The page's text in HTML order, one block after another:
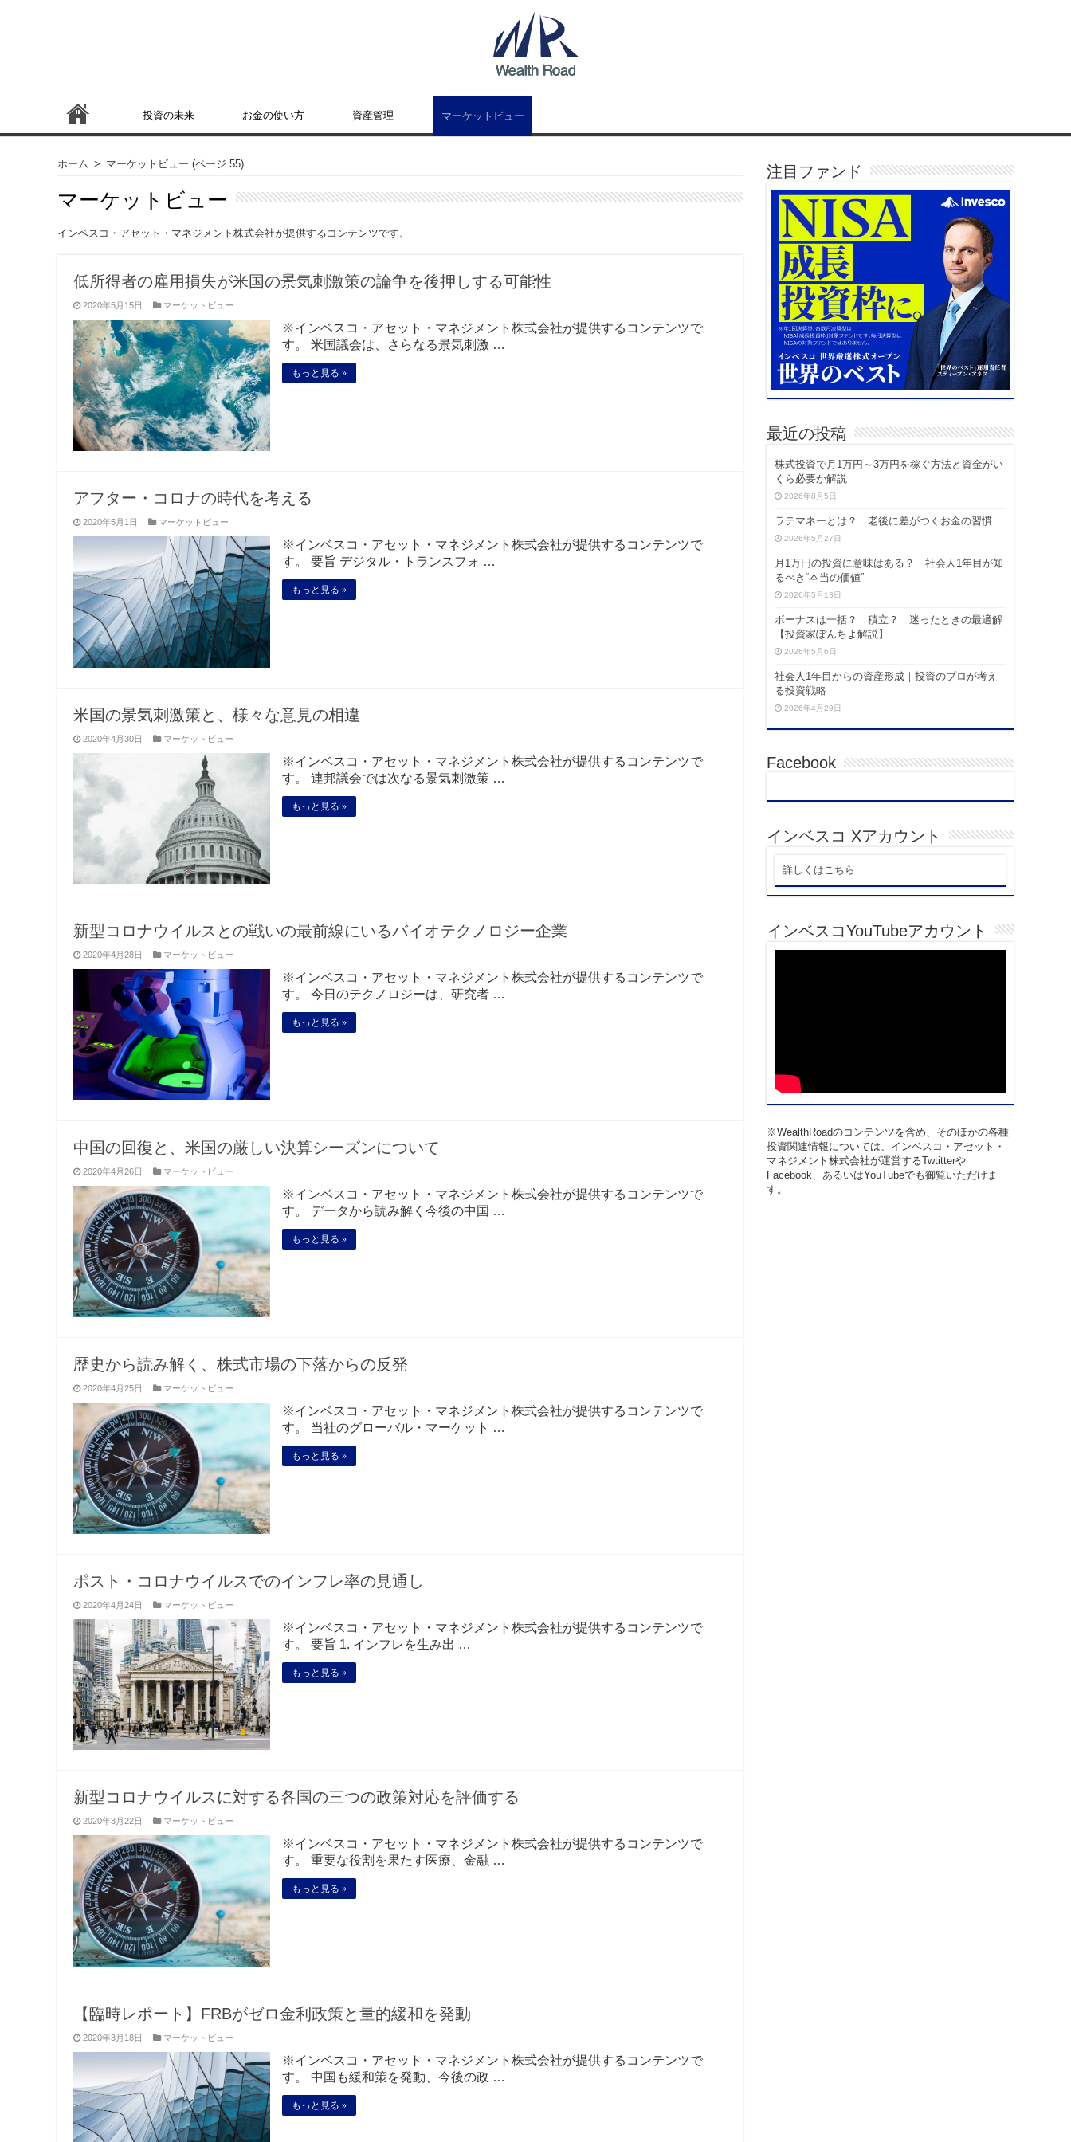
投資の未来 お金の使い方 資産管理 マーケットビュー
ホーム > マーケットビュー (ページ 55)
マーケットビュー
インベスコ・アセット・マネジメント株式会社が提供するコンテンツです。
低所得者の雇用損失が米国の景気刺激策の論争を後押しする可能性
2020年5月15日 マーケットビュー
※インベスコ・アセット・マネジメント株式会社が提供するコンテンツで
す。 米国議会は、さらなる景気刺激 …
もっと見る »
アフター・コロナの時代を考える
2020年5月1日 マーケットビュー
※インベスコ・アセット・マネジメント株式会社が提供するコンテンツで
す。 要旨 デジタル・トランスフォ …
もっと見る »
米国の景気刺激策と、様々な意見の相違
2020年4月30日 マーケットビュー
※インベスコ・アセット・マネジメント株式会社が提供するコンテンツで
す。 連邦議会では次なる景気刺激策 …
もっと見る »
新型コロナウイルスとの戦いの最前線にいるバイオテクノロジー企業
2020年4月28日 マーケットビュー
※インベスコ・アセット・マネジメント株式会社が提供するコンテンツで
す。 今日のテクノロジーは、研究者 …
もっと見る »
中国の回復と、米国の厳しい決算シーズンについて
2020年4月26日 マーケットビュー
※インベスコ・アセット・マネジメント株式会社が提供するコンテンツで
す。 データから読み解く今後の中国 …
もっと見る »
歴史から読み解く、株式市場の下落からの反発
2020年4月25日 マーケットビュー
※インベスコ・アセット・マネジメント株式会社が提供するコンテンツで
す。 当社のグローバル・マーケット …
もっと見る »
ポスト・コロナウイルスでのインフレ率の見通し
2020年4月24日 マーケットビュー
※インベスコ・アセット・マネジメント株式会社が提供するコンテンツで
す。 要旨 1. インフレを生み出 …
もっと見る »
新型コロナウイルスに対する各国の三つの政策対応を評価する
2020年3月22日 マーケットビュー
※インベスコ・アセット・マネジメント株式会社が提供するコンテンツで
す。 重要な役割を果たす医療、金融 …
もっと見る »
【臨時レポート】FRBがゼロ金利政策と量的緩和を発動
2020年3月18日 マーケットビュー
※インベスコ・アセット・マネジメント株式会社が提供するコンテンツで
す。 中国も緩和策を発動、今後の政 …
もっと見る »
注目ファンド
最近の投稿
株式投資で月1万円～3万円を稼ぐ方法と資金がい
くら必要か解説
2026年8月5日
ラテマネーとは？ 老後に差がつくお金の習慣
2026年5月27日
月1万円の投資に意味はある？ 社会人1年目が知
るべき“本当の価値”
2026年5月13日
ボーナスは一括？ 積立？ 迷ったときの最適解
【投資家ぽんちよ解説】
2026年5月6日
社会人1年目からの資産形成｜投資のプロが考え
る投資戦略
2026年4月29日
Facebook
インベスコ Xアカウント
詳しくはこちら
インベスコYouTubeアカウント
※WealthRoadのコンテンツを含め、そのほかの各種
投資関連情報については、インベスコ・アセット・
マネジメント株式会社が運営するTwtitterや
Facebook、あるいはYouTubeでも御覧いただけま
す。